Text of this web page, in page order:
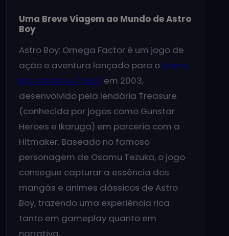
Uma Breve Viagem ao Mundo de Astro
Boy
Astro Boy: Omega Factor é um jogo de
ação e aventura lançado para o Game
Boy Advance (GBA) em 2003,
desenvolvido pela lendária Treasure
(conhecida por jogos como Gunstar
Heroes e Ikaruga) em parceria com a
Hitmaker. Baseado no famoso
personagem de Osamu Tezuka, o jogo
consegue capturar a essência dos
mangás e animes clássicos de Astro
Boy, trazendo uma experiência rica
tanto em gameplay quanto em
narrativa.